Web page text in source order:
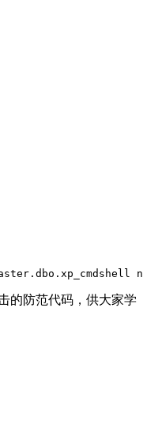
的防范代码，供大家学